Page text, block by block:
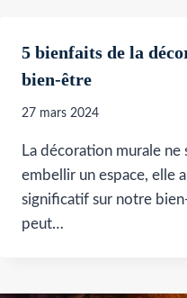
5 bienfaits de la
bien-être
27 mars 2024
La décoration murale ne
embellir un espace, elle
significatif sur notre
peut…